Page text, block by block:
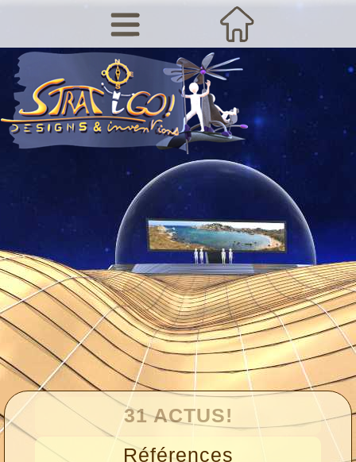
31 ACTUS!
Références